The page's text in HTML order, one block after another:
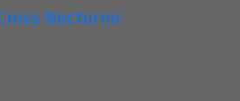
Nocturno